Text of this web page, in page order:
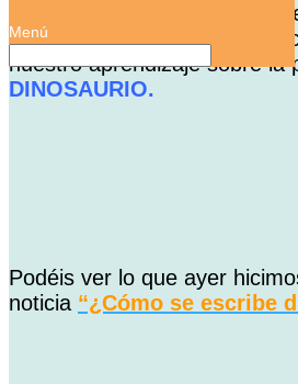
Después de nuestra sesión
realizar la asamblea, hemos
nuestro aprendizaje sobre la
DINOSAURIO.
Podéis ver lo que ayer
noticia “¿Cómo se escribe